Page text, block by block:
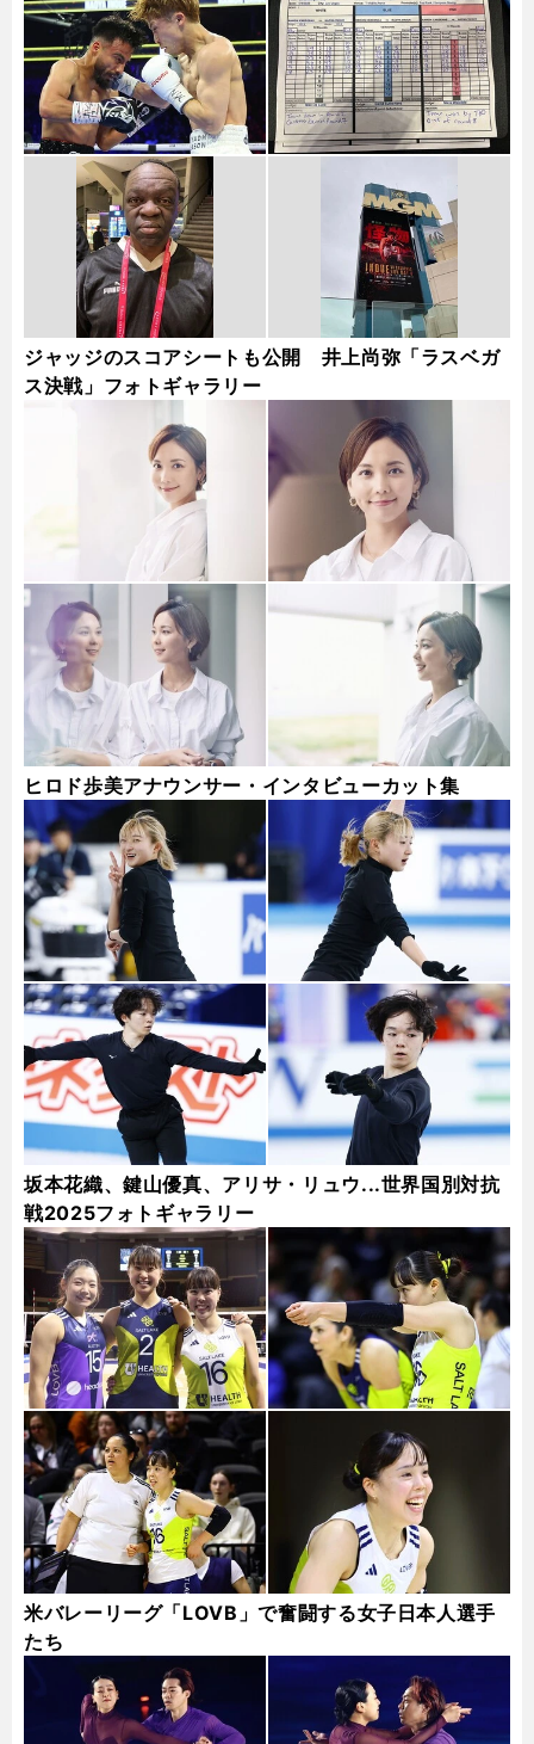
ジャッジのスコアシートも公開 井上尚弥「ラスベガ
ス決戦」フォトギャラリー
ヒロド歩美アナウンサー・インタビューカット集
坂本花織、鍵山優真、アリサ・リュウ...世界国別対抗
戦2025フォトギャラリー
米バレーリーグ「LOVB」で奮闘する女子日本人選手
たち